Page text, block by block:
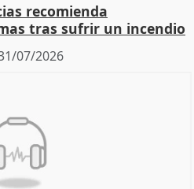
recomienda
tras sufrir un incendio
07/2026